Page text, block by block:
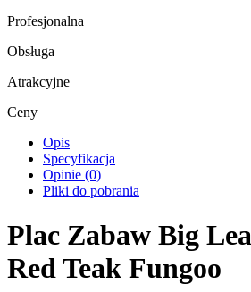
Profesjonalna
Obsługa
Atrakcyjne
Ceny
Opis
Specyfikacja
Opinie (0)
Pliki do pobrania
Plac Zabaw Big
Red Teak Fungoo